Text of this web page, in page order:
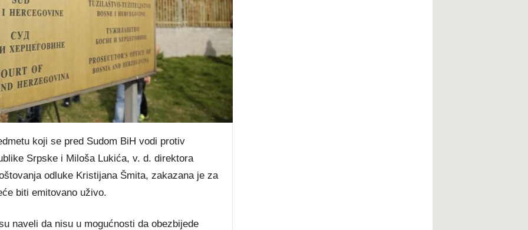
koji se pred Sudom BiH vodi protiv
Srpske i Miloša Lukića, v. d. direktora
odluke Kristijana Šmita, zakazana je za
biti emitovano uživo.
naveli da nisu u mogućnosti da obezbijede